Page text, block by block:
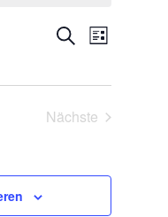
und
Navigation
SucheListe
Nächste